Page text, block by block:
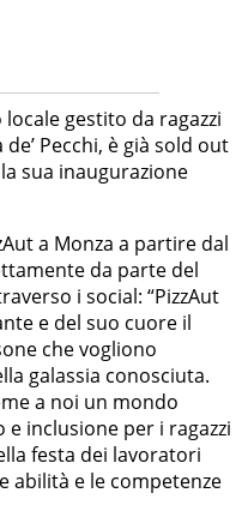
locale gestito da ragazzi
Pecchi, è già sold out
sua inaugurazione
a Monza a partire dal
da parte del
i social: “PizzAut
e del suo cuore il
che vogliono
galassia conosciuta.
a noi un mondo
inclusione per i ragazzi
festa dei lavoratori
abilità e le competenze